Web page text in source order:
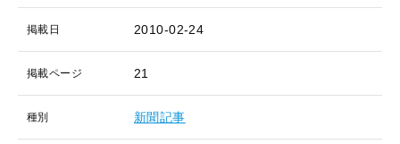
掲載日 2010-02-24
掲載ページ 21
種別 新聞記事